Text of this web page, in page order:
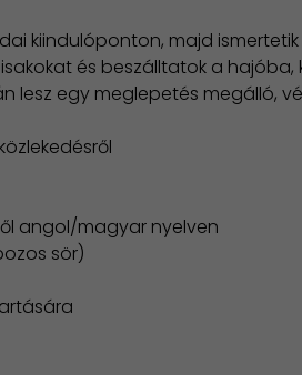
kiindulóponton, majd ismertetik
és beszálltatok a hajóba,
lesz egy meglepetés megálló,
angol/magyar nyelven
sör)